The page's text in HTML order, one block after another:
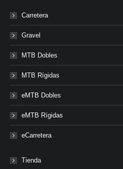
Carretera
Gravel
MTB Dobles
MTB Rígidas
eMTB Dobles
eMTB Rígidas
eCarretera
Tienda